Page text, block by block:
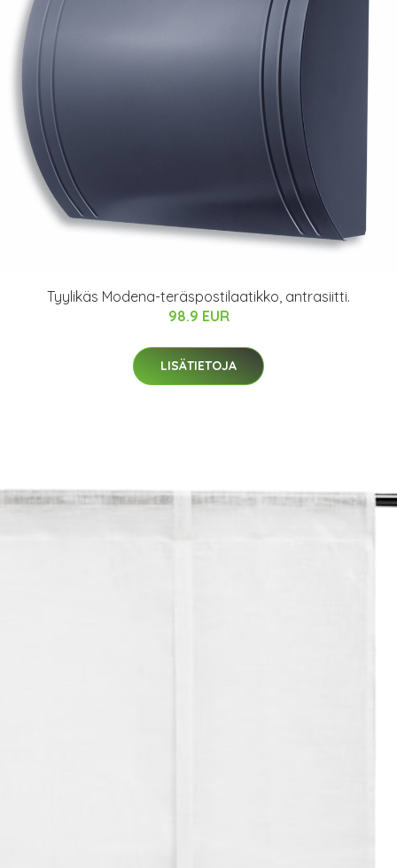
Tyylikäs Modena-teräspostilaatikko, antrasiitti.
98.9 EUR
LISÄTIETOJA